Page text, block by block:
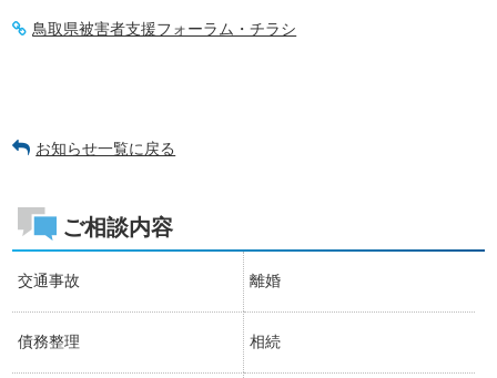
鳥取県被害者支援フォーラム・チラシ
お知らせ一覧に戻る
ご相談内容
交通事故 離婚
債務整理 相続